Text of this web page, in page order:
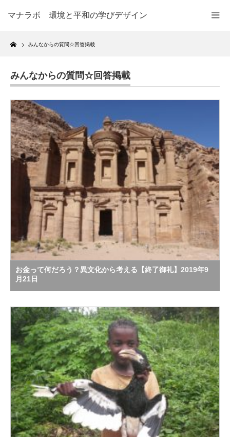
マナラボ 環境と平和の学びデザイン
Home
みんなからの質問☆回答掲載
みんなからの質問☆回答掲載
お金って何だろう？異文化から考える【終了御礼】2019年9
月21日